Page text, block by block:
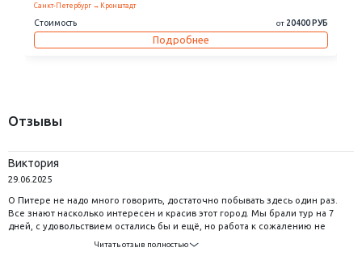
Санкт-Петербург Кронштадт
Стоимость от 20400 РУБ
Подробнее
Отзывы
Виктория
29.06.2025
О Питере не надо много говорить, достаточно побывать здесь один раз.
Все знают насколько интересен и красив этот город. Мы брали тур на 7
дней, с удовольствием остались бы и ещё, но работа к сожалению не
Читать отзыв полностью